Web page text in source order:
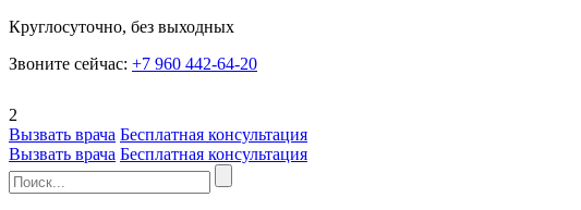
Круглосуточно, без выходных
Звоните сейчас: +7 960 442-64-20
2
Вызвать врача Бесплатная консультация
Вызвать врача Бесплатная консультация